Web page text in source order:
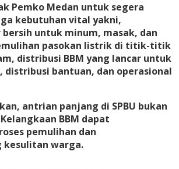
Pemko Medan untuk segera
kebutuhan vital yakni,
untuk minum, masak, dan
pasokan listrik di titik-titik
distribusi BBM yang lancar untuk
distribusi bantuan, dan operasional
antrian panjang di SPBU bukan
BBM dapat
pemulihan dan
kesulitan warga.